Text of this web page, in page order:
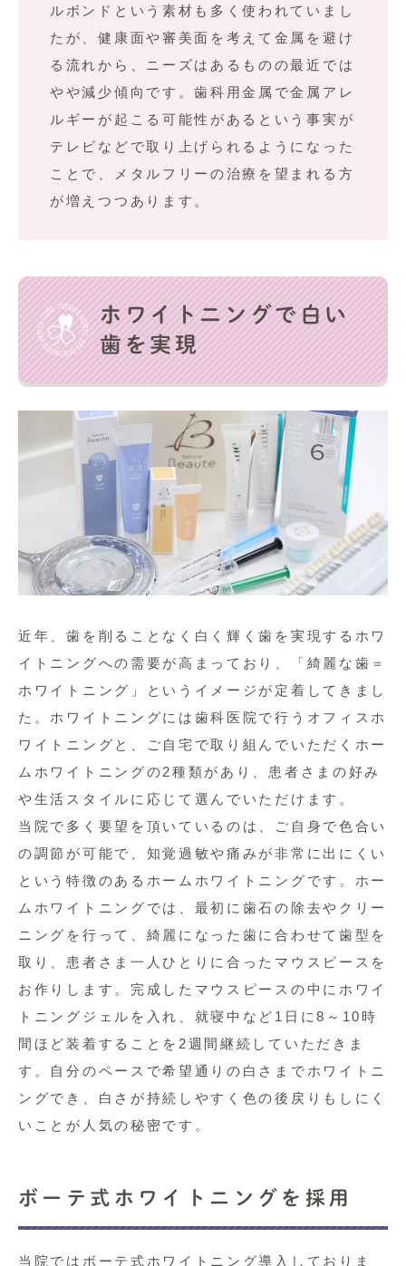
ルボンドという素材も多く使われていまし
たが、健康面や審美面を考えて金属を避け
る流れから、ニーズはあるものの最近では
やや減少傾向です。歯科用金属で金属アレ
ルギーが起こる可能性があるという事実が
テレビなどで取り上げられるようになった
ことで、メタルフリーの治療を望まれる方
が増えつつあります。
ホワイトニングで白い
歯を実現
近年、歯を削ることなく白く輝く歯を実現するホワ
イトニングへの需要が高まっており、「綺麗な歯＝
ホワイトニング」というイメージが定着してきまし
た。ホワイトニングには歯科医院で行うオフィスホ
ワイトニングと、ご自宅で取り組んでいただくホー
ムホワイトニングの2種類があり、患者さまの好み
や生活スタイルに応じて選んでいただけます。
当院で多く要望を頂いているのは、ご自身で色合い
の調節が可能で、知覚過敏や痛みが非常に出にくい
という特徴のあるホームホワイトニングです。ホー
ムホワイトニングでは、最初に歯石の除去やクリー
ニングを行って、綺麗になった歯に合わせて歯型を
取り、患者さま一人ひとりに合ったマウスピースを
お作りします。完成したマウスピースの中にホワイ
トニングジェルを入れ、就寝中など1日に8～10時
間ほど装着することを2週間継続していただきま
す。自分のペースで希望通りの白さまでホワイトニ
ングでき、白さが持続しやすく色の後戻りもしにく
いことが人気の秘密です。
ボーテ式ホワイトニングを採用
当院ではボーテ式ホワイトニング導入しておりま